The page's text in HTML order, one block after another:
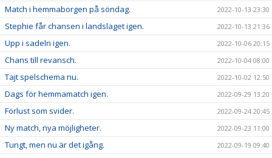
Match i hemmaborgen på söndag. 2022-10-13 23:30
Stephie får chansen i landslaget igen. 2022-10-13 21:36
Upp i sadeln igen. 2022-10-06 20:15
Chans till revansch. 2022-10-04 08:00
Tajt spelschema nu. 2022-10-02 12:50
Dags för hemmamatch igen. 2022-09-29 13:20
Förlust som svider. 2022-09-24 20:45
Ny match, nya möjligheter. 2022-09-23 11:00
Tungt, men nu är det igång. 2022-09-19 09:40